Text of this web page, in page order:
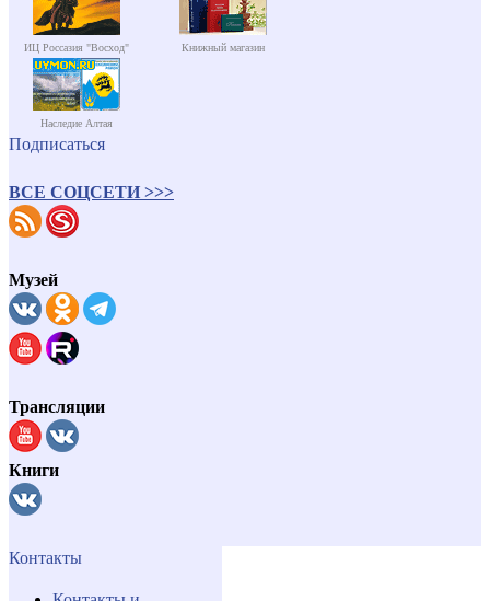
ИЦ Россазия "Восход" Книжный магазин
Наследие Алтая
Подписаться
ВСЕ СОЦСЕТИ >>>
Музей
Трансляции
Книги
Контакты